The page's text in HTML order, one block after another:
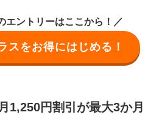
エントリーはここから！／
スをお得にはじめる！
1,250円割引が最大3か月